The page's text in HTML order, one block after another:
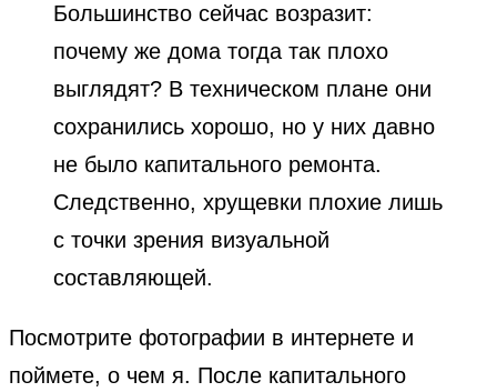
Большинство сейчас возразит:
почему же дома тогда так плохо
выглядят? В техническом плане они
сохранились хорошо, но у них давно
не было капитального ремонта.
Следственно, хрущевки плохие лишь
с точки зрения визуальной
составляющей.
Посмотрите фотографии в интернете и
поймете, о чем я. После капитального